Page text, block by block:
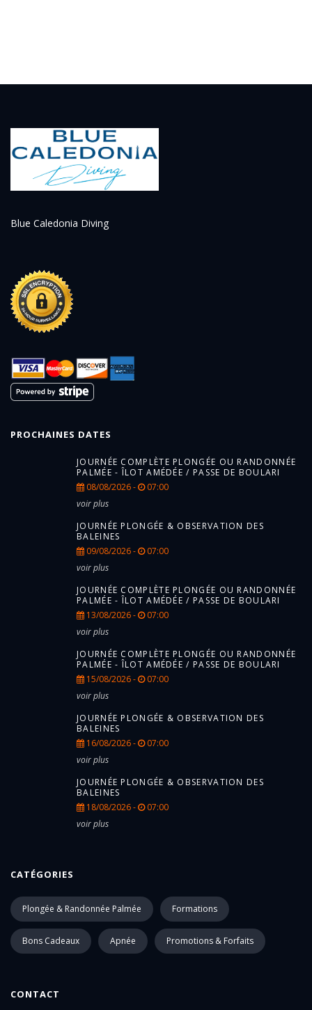
Blue Caledonia Diving
PROCHAINES DATES
JOURNÉE COMPLÈTE PLONGÉE OU RANDONNÉE
PALMÉE - ÎLOT AMÉDÉE / PASSE DE BOULARI
08/08/2026 -
07:00
voir plus
JOURNÉE PLONGÉE & OBSERVATION DES
BALEINES
09/08/2026 -
07:00
voir plus
JOURNÉE COMPLÈTE PLONGÉE OU RANDONNÉE
PALMÉE - ÎLOT AMÉDÉE / PASSE DE BOULARI
13/08/2026 -
07:00
voir plus
JOURNÉE COMPLÈTE PLONGÉE OU RANDONNÉE
PALMÉE - ÎLOT AMÉDÉE / PASSE DE BOULARI
15/08/2026 -
07:00
voir plus
JOURNÉE PLONGÉE & OBSERVATION DES
BALEINES
16/08/2026 -
07:00
voir plus
JOURNÉE PLONGÉE & OBSERVATION DES
BALEINES
18/08/2026 -
07:00
voir plus
CATÉGORIES
Plongée & Randonnée Palmée Formations
Bons Cadeaux Apnée Promotions & Forfaits
CONTACT